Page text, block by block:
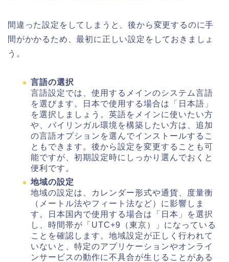
間違った設定をしてしまうと、後から変更するのに手
間がかかるため、最初に正しい設定をしておきましょ
う。
言語の選択
言語設定では、使用するメインのシステム言語
を選びます。日本で使用する場合は「日本語」
を選択しましょう。英語をメインに使いたい方
や、バイリンガル環境を構築したい方は、追加
の言語オプションを選んでインストールするこ
ともできます。後から設定を変更することも可
能ですが、初期設定時にしっかり選んでおくと
便利です。
地域の設定
地域の設定は、カレンダー形式や通貨、度量衡
（メートル法やフィート法など）に影響しま
す。日本国内で使用する場合は「日本」を選択
し、時間帯が「UTC+9（東京）」になっている
ことを確認します。地域設定が正しく行われて
いないと、特定のアプリケーションやオンライ
ンサービスの動作に不具合が生じることがある